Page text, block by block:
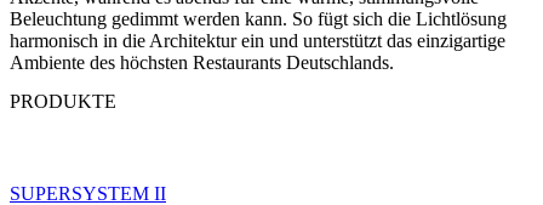
Beleuchtung gedimmt werden kann. So fügt sich die Lichtlösung
harmonisch in die Architektur ein und unterstützt das einzigartige
Ambiente des höchsten Restaurants Deutschlands.
PRODUKTE
SUPERSYSTEM II